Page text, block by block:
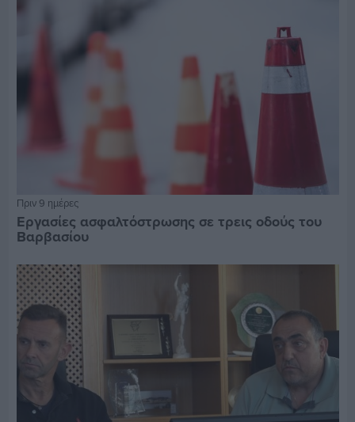
Πριν 9 ημέρες
Εργασίες ασφαλτόστρωσης σε τρεις οδούς του
Βαρβασίου